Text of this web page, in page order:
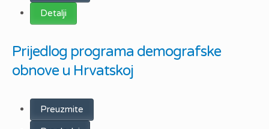
Detalji
Prijedlog programa demografske
obnove u Hrvatskoj
Preuzmite